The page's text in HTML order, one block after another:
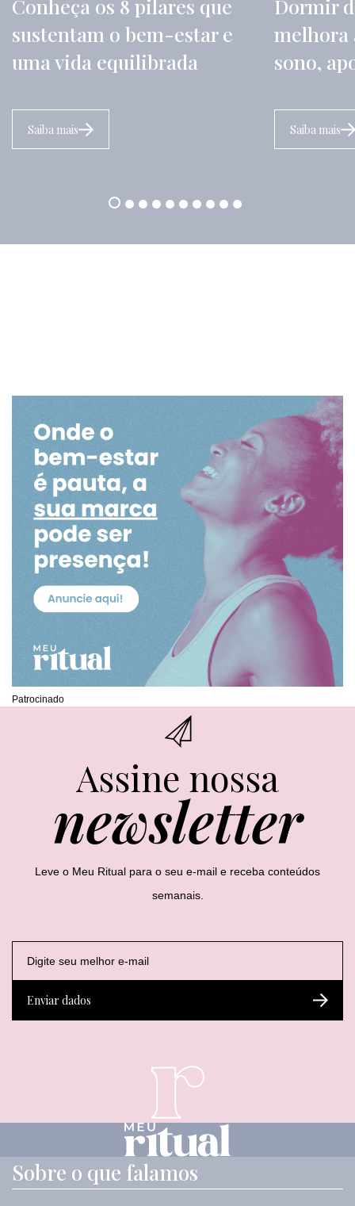
Conheça os 8 pilares que
sustentam o bem-estar e
uma vida equilibrada
Saiba mais
Dormir
melhora
sono,
Saiba mais
Patrocinado
Assine nossa
newsletter
Leve o Meu Ritual para o seu e-mail e receba conteúdos
semanais.
-
i
m
l
m
l
Enviar dados
Sobre o que falamos